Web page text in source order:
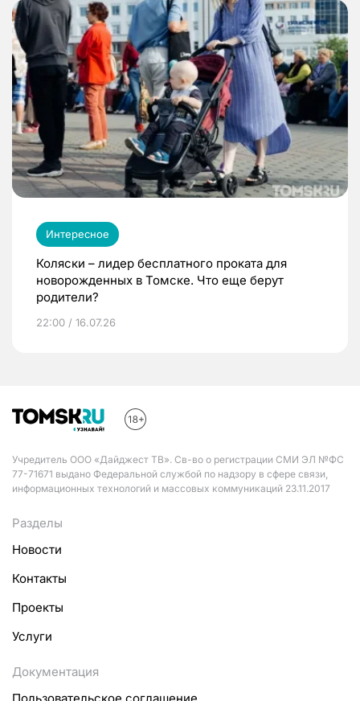
Интересное
Коляски – лидер бесплатного проката для
новорожденных в Томске. Что еще берут
родители?
22:00 / 16.07.26
Учредитель ООО «Дайджест ТВ». Св-во о регистрации СМИ ЭЛ №ФС
77-71671 выдано Федеральной службой по надзору в сфере связи,
информационных технологий и массовых коммуникаций 23.11.2017
Разделы
Новости
Контакты
Проекты
Услуги
Документация